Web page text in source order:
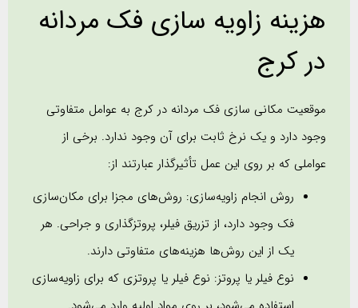
هزینه زاویه سازی فک مردانه
در کرج
موقعیت مکانی سازی فک مردانه در کرج به عوامل متفاوتی
وجود دارد و یک نرخ ثابت برای آن وجود ندارد. برخی از
عواملی که بر روی این عمل تأثیرگذار عبارتند از:
روش انجام زاویه‌سازی: روش‌های مجزا برای مکان‌سازی
فک وجود دارد، از تزریق فیلر، پروتزگذاری و جراحی. هر
یک از این روش‌ها هزینه‌های متفاوتی دارند.
نوع فیلر یا پروتز: نوع فیلر یا پروتزی که برای زاویه‌سازی